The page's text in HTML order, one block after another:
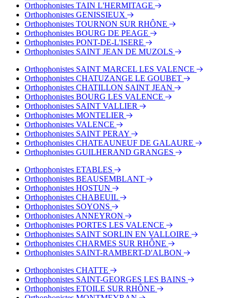
Orthophonistes TAIN L'HERMITAGE
Orthophonistes GENISSIEUX
Orthophonistes TOURNON SUR RHÔNE
Orthophonistes BOURG DE PEAGE
Orthophonistes PONT-DE-L'ISERE
Orthophonistes SAINT JEAN DE MUZOLS
Orthophonistes SAINT MARCEL LES VALENCE
Orthophonistes CHATUZANGE LE GOUBET
Orthophonistes CHATILLON SAINT JEAN
Orthophonistes BOURG LES VALENCE
Orthophonistes SAINT VALLIER
Orthophonistes MONTELIER
Orthophonistes VALENCE
Orthophonistes SAINT PERAY
Orthophonistes CHATEAUNEUF DE GALAURE
Orthophonistes GUILHERAND GRANGES
Orthophonistes ETABLES
Orthophonistes BEAUSEMBLANT
Orthophonistes HOSTUN
Orthophonistes CHABEUIL
Orthophonistes SOYONS
Orthophonistes ANNEYRON
Orthophonistes PORTES LES VALENCE
Orthophonistes SAINT SORLIN EN VALLOIRE
Orthophonistes CHARMES SUR RHÔNE
Orthophonistes SAINT-RAMBERT-D'ALBON
Orthophonistes CHATTE
Orthophonistes SAINT-GEORGES LES BAINS
Orthophonistes ETOILE SUR RHÔNE